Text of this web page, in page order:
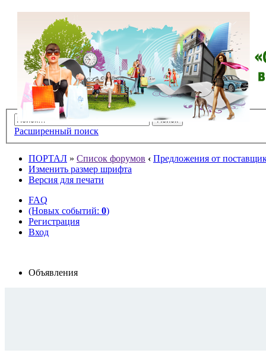
Расширенный поиск
ПОРТАЛ » Список форумов ‹ Предложения от
Изменить размер шрифта
Версия для печати
FAQ
(Новых событий: 0)
Регистрация
Вход
Объявления